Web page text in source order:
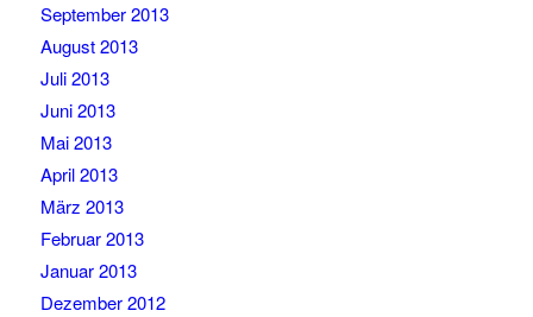
September 2013
August 2013
Juli 2013
Juni 2013
Mai 2013
April 2013
März 2013
Februar 2013
Januar 2013
Dezember 2012